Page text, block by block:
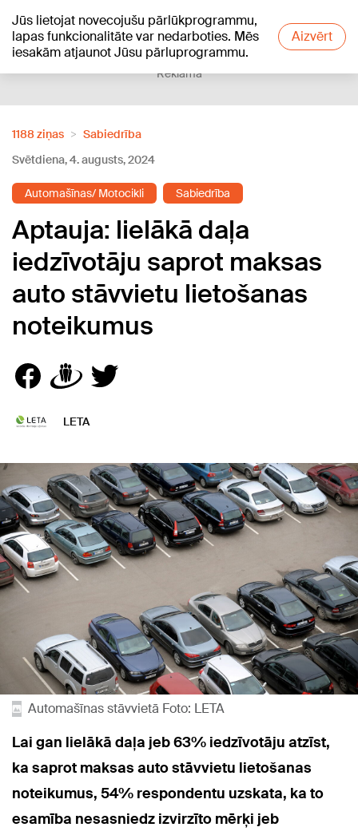
Jūs lietojat novecojušu pārlūkprogrammu,
lapas funkcionalitāte var nedarboties. Mēs
iesakām atjaunot Jūsu pārluprogrammu.
Aizvērt
+18°C
Reklāma
1188 ziņas
Sabiedrība
Svētdiena, 4. augusts, 2024
Automašīnas/ Motocikli Sabiedrība
Aptauja: lielākā daļa
iedzīvotāju saprot maksas
auto stāvvietu lietošanas
noteikumus
LETA
Automašīnas stāvvietā Foto: LETA
Lai gan lielākā daļa jeb 63% iedzīvotāju atzīst,
ka saprot maksas auto stāvvietu lietošanas
noteikumus, 54% respondentu uzskata, ka to
esamība nesasniedz izvirzīto mērķi jeb